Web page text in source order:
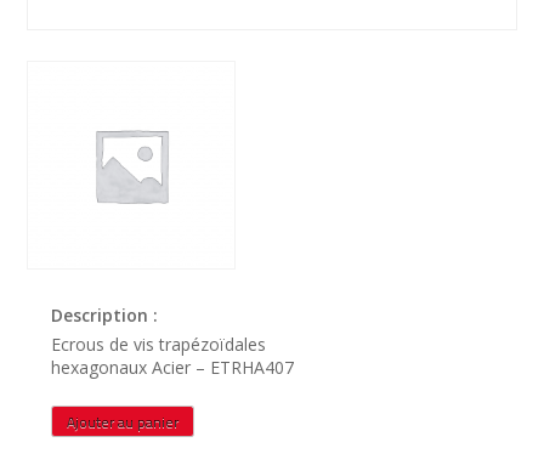
Description :
Ecrous de vis trapézoïdales
hexagonaux Acier – ETRHA407
quantité
de
Ajouter au panier